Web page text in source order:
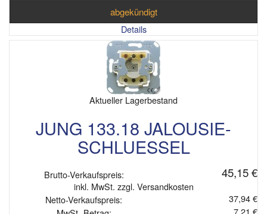
abgekündigt
Details
Aktueller Lagerbestand
JUNG 133.18 JALOUSIE-
SCHLUESSEL
Brutto-Verkaufspreis: 45,15 €
inkl. MwSt. zzgl. Versandkosten
Netto-Verkaufspreis:
37,94 €
7,21 €